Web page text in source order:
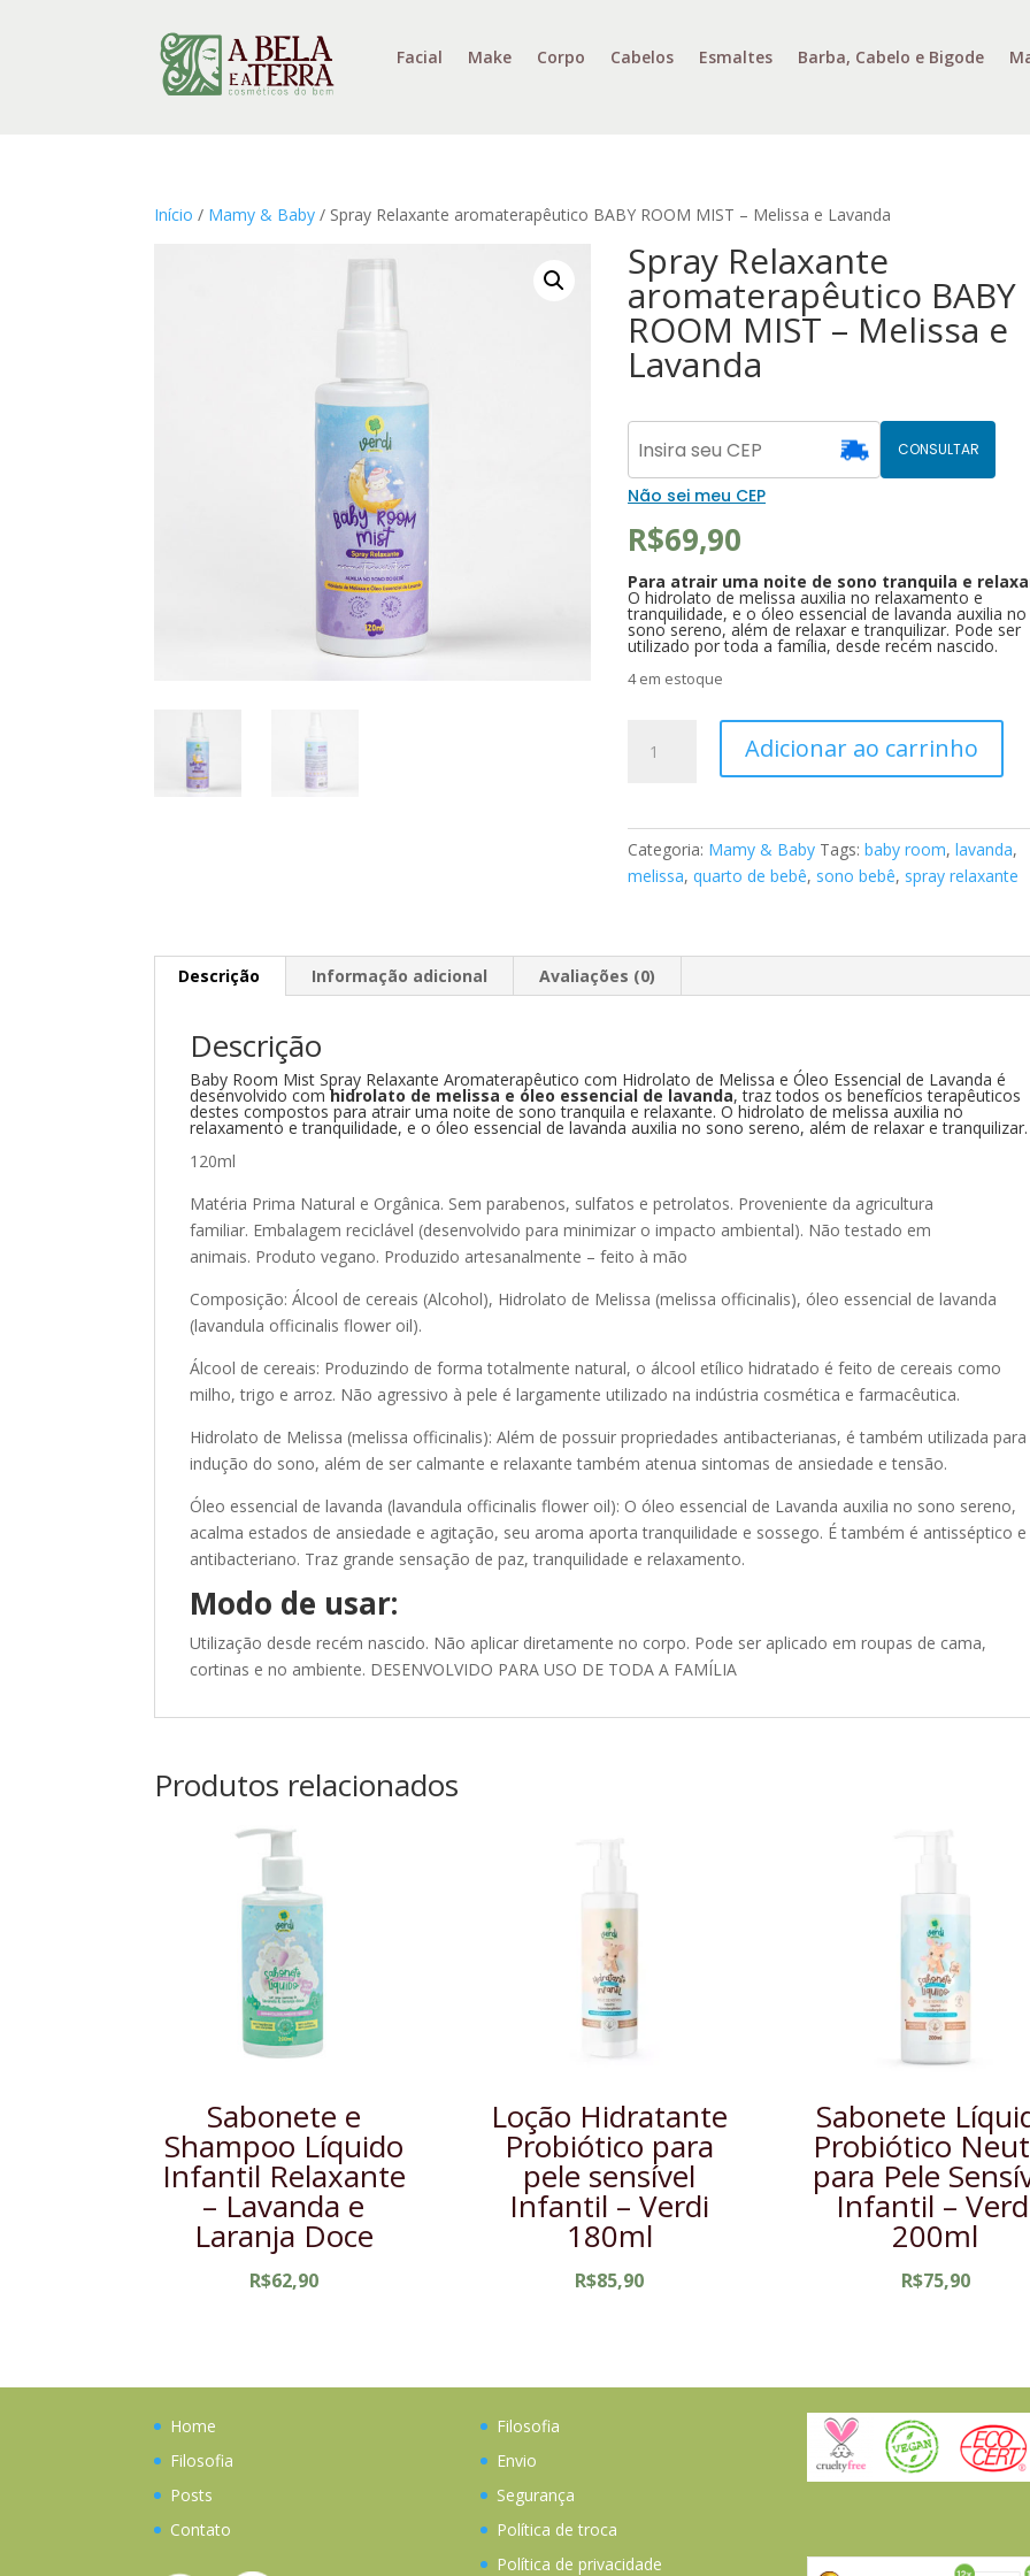
Facial Make Corpo Cabelos Esmaltes Barba, Cabelo e Bigode
Início / Mamy & Baby / Spray Relaxante aromaterapêutico BABY ROOM MIST – Melissa e Lavanda
Spray Relaxante
aromaterapêutico BABY
ROOM MIST – Melissa e
Lavanda
CONSULTAR
Não sei meu CEP
R$69,90
Para atrair uma noite de sono tranquila e
O hidrolato de melissa auxilia no relaxamento e
tranquilidade, e o óleo essencial de lavanda auxilia no
sono sereno, além de relaxar e tranquilizar. Pode ser
utilizado por toda a família, desde recém nascido.
4 em estoque
Relaxante
aromaterapêutico
MIST
Lavanda
quantidade
Adicionar ao carrinho
Categoria: Mamy & Baby Tags:baby room,lavanda,
melissa,quarto de bebê, sono bebê, spray relaxante
Descrição Informação adicional Avaliações (0)
Descrição
Baby Room Mist Spray Relaxante Aromaterapêutico com Hidrolato de Melissa e Óleo Essencial de Lavanda é
desenvolvido com hidrolato de melissa e óleo essencial de lavanda, traz todos os benefícios terapêuticos
destes compostos para atrair uma noite de sono tranquila e relaxante. O hidrolato de melissa auxilia no
relaxamento e tranquilidade, e o óleo essencial de lavanda auxilia no sono sereno, além de relaxar e tranquilizar.
120ml
Matéria Prima Natural e Orgânica. Sem parabenos, sulfatos e petrolatos. Proveniente da agricultura
familiar. Embalagem reciclável (desenvolvido para minimizar o impacto ambiental). Não testado em
animais. Produto vegano. Produzido artesanalmente – feito à mão
Composição: Álcool de cereais (Alcohol), Hidrolato de Melissa (melissa officinalis), óleo essencial de lavanda
(lavandula officinalis flower oil).
Álcool de cereais: Produzindo de forma totalmente natural, o álcool etílico hidratado é feito de cereais como
milho, trigo e arroz. Não agressivo à pele é largamente utilizado na indústria cosmética e farmacêutica.
Hidrolato de Melissa (melissa officinalis): Além de possuir propriedades antibacterianas, é também utilizada para
indução do sono, além de ser calmante e relaxante também atenua sintomas de ansiedade e tensão.
Óleo essencial de lavanda (lavandula officinalis flower oil): O óleo essencial de Lavanda auxilia no sono sereno,
acalma estados de ansiedade e agitação, seu aroma aporta tranquilidade e sossego. É também é antisséptico e
antibacteriano. Traz grande sensação de paz, tranquilidade e relaxamento.
Modo de usar:
Utilização desde recém nascido. Não aplicar diretamente no corpo. Pode ser aplicado em roupas de cama,
cortinas e no ambiente. DESENVOLVIDO PARA USO DE TODA A FAMÍLIA
Produtos relacionados
Sabonete e
Shampoo Líquido
Infantil Relaxante
– Lavanda e
Laranja Doce
R$62,90
Loção Hidratante
Probiótico para
pele sensível
Infantil – Verdi
180ml
R$85,90
Sabonete
Probiótico
para Pele
Infantil –
200ml
R$75,90
Home
Filosofia
Posts
Contato
Filosofia
Envio
Segurança
Política de troca
Política de privacidade